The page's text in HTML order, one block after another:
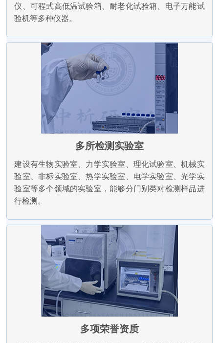
仪、可程式高低温试验箱、耐老化试验箱、电子万能试
验机等多种仪器。
多所检测实验室
建设有生物实验室、力学实验室、理化试验室、机械实
验室、非标实验室、热学实验室、电学实验室、光学实
验室等多个领域的实验室，能够分门别类对检测样品进
行检测。
多项荣誉资质